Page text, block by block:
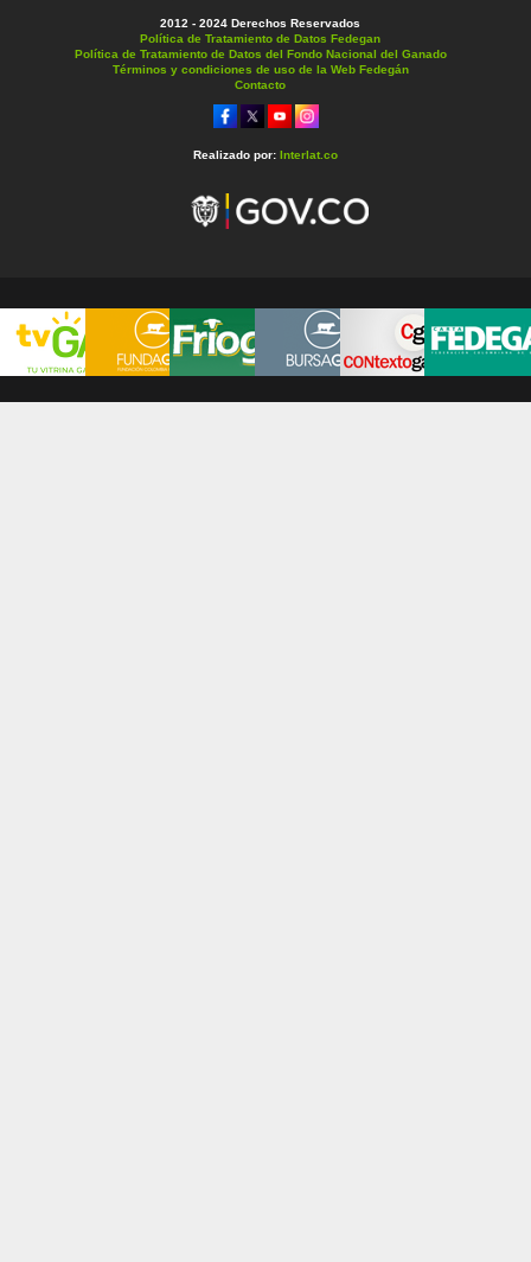
2012 - 2024 Derechos Reservados
Política de Tratamiento de Datos Fedegan
Política de Tratamiento de Datos del Fondo Nacional del Ganado
Términos y condiciones de uso de la Web Fedegán
Contacto
Realizado por: Interlat.co